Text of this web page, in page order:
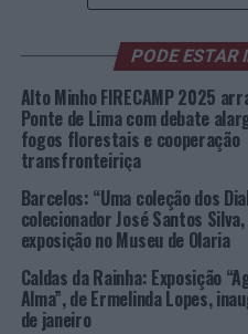
imprescindível apoio dos
distrito, que irão acolher
momentos, de acordo com
disponibilizado nowebsite
(www.cim-altominho.pt
todos os interessados.
O objetivo principal desta
comunidade para a
incrementando
autoproteção individual e
PODE ESTAR
Alto Minho FIRECAMP 2025
Ponte de Lima com debate
fogos florestais e cooperação
transfronteiriça
Barcelos: “Uma coleção dos
colecionador José Santos
exposição no Museu de Olaria
Caldas da Rainha: Exposição
Alma”, de Ermelinda Lopes,
de janeiro